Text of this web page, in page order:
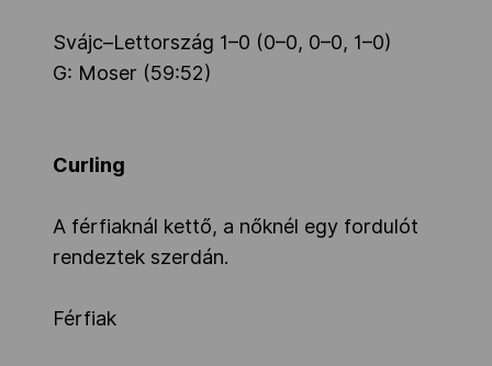
Svájc–Lettország 1–0 (0–0, 0–0, 1–0)
G: Moser (59:52)
Curling
A férfiaknál kettő, a nőknél egy fordulót
rendeztek szerdán.
Férfiak